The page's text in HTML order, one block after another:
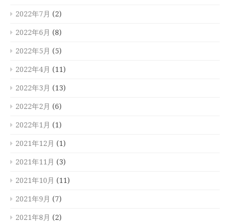
2022年7月 (2)
2022年6月 (8)
2022年5月 (5)
2022年4月 (11)
2022年3月 (13)
2022年2月 (6)
2022年1月 (1)
2021年12月 (1)
2021年11月 (3)
2021年10月 (11)
2021年9月 (7)
2021年8月 (2)